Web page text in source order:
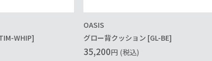
WHIP]
OASIS
グロー背クッション [GL-BE]
35,200円 (税込)